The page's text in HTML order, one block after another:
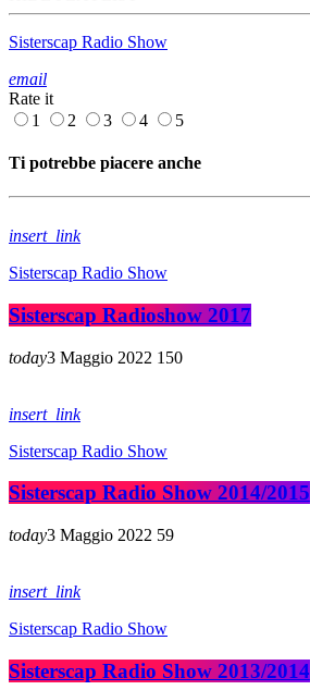
Sisterscap Radio Show
email
Rate it
1
2 3 4 5
Ti potrebbe piacere anche
insert_link
Sisterscap Radio Show
Sisterscap Radioshow 2017
today3 Maggio 2022 150
insert_link
Sisterscap Radio Show
Sisterscap Radio Show 2014/2015
today3 Maggio 2022 59
insert_link
Sisterscap Radio Show
Sisterscap Radio Show 2013/2014